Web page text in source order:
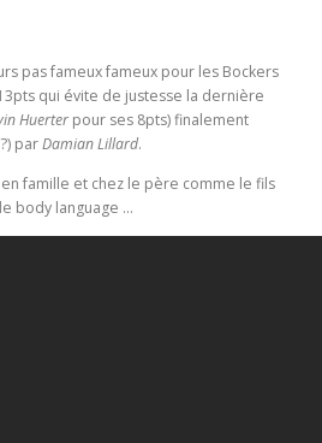
pas fameux fameux pour les Bockers
qui évite de justesse la dernière
Huerter pour ses 8pts) finalement
parDamian Lillard.
famille et chez le père comme le fils
body language …